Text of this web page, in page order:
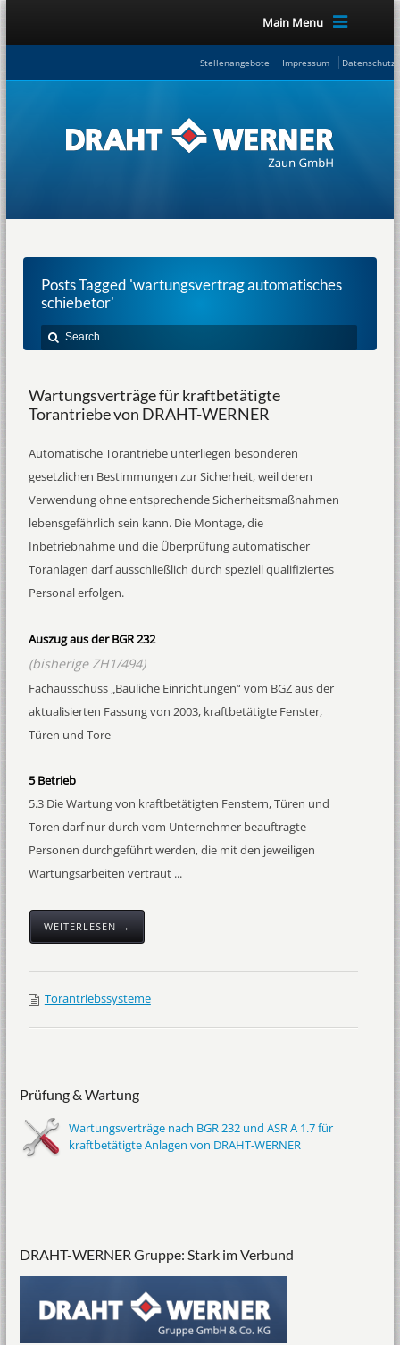
Main Menu
Stellenangebote Impressum
Posts Tagged 'wartungsvertrag automatisches
schiebetor'
Wartungsverträge für kraftbetätigte
Torantriebe von DRAHT-WERNER
Automatische Torantriebe unterliegen besonderen
gesetzlichen Bestimmungen zur Sicherheit, weil deren
Verwendung ohne entsprechende Sicherheitsmaßnahmen
lebensgefährlich sein kann. Die Montage, die
Inbetriebnahme und die Überprüfung automatischer
Toranlagen darf ausschließlich durch speziell qualifiziertes
Personal erfolgen.
Auszug aus der BGR 232
(bisherige ZH1/494)
Fachausschuss „Bauliche Einrichtungen“ vom BGZ aus der
aktualisierten Fassung von 2003, kraftbetätigte Fenster,
Türen und Tore
5 Betrieb
5.3 Die Wartung von kraftbetätigten Fenstern, Türen und
Toren darf nur durch vom Unternehmer beauftragte
Personen durchgeführt werden, die mit den jeweiligen
Wartungsarbeiten vertraut ...
WEITERLESEN →
Torantriebssysteme
Prüfung & Wartung
Wartungsverträge nach BGR 232 und ASR A 1.7 für
kraftbetätigte Anlagen von DRAHT-WERNER
DRAHT-WERNER Gruppe: Stark im Verbund